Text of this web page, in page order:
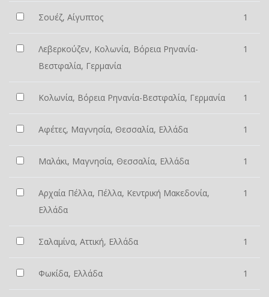
Σουέζ, Αίγυπτος 1
Λεβερκούζεν, Κολωνία, Βόρεια Ρηνανία-
Βεστφαλία, Γερμανία
1
Κολωνία, Βόρεια Ρηνανία-Βεστφαλία, Γερμανία 1
Αφέτες, Μαγνησία, Θεσσαλία, Ελλάδα 1
Μαλάκι, Μαγνησία, Θεσσαλία, Ελλάδα 1
Αρχαία Πέλλα, Πέλλα, Κεντρική Μακεδονία,
Ελλάδα
1
Σαλαμίνα, Αττική, Ελλάδα 1
Φωκίδα, Ελλάδα 1